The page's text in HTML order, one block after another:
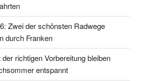
Zwei der schönsten Radwege
durch Franken
richtigen Vorbereitung bleiben
entspannt